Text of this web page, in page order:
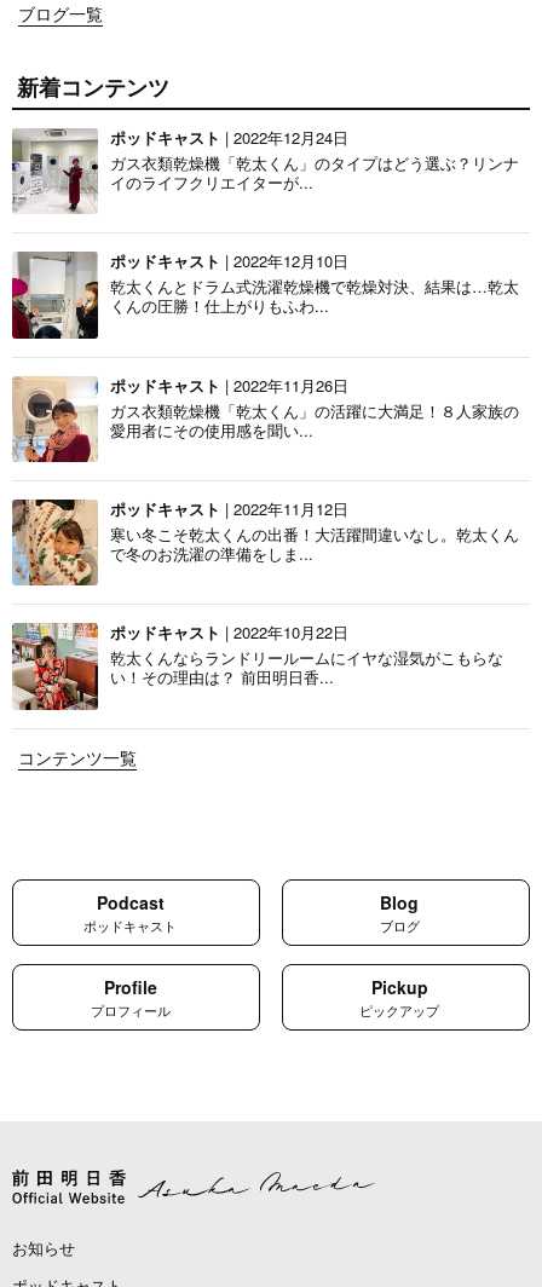
ブログ一覧
新着コンテンツ
ポッドキャスト | 2022年12月24日
ガス衣類乾燥機「乾太くん」のタイプはどう選ぶ？リンナ
イのライフクリエイターが...
ポッドキャスト | 2022年12月10日
乾太くんとドラム式洗濯乾燥機で乾燥対決、結果は…乾太
くんの圧勝！仕上がりもふわ...
ポッドキャスト | 2022年11月26日
ガス衣類乾燥機「乾太くん」の活躍に大満足！８人家族の
愛用者にその使用感を聞い...
ポッドキャスト | 2022年11月12日
寒い冬こそ乾太くんの出番！大活躍間違いなし。乾太くん
で冬のお洗濯の準備をしま...
ポッドキャスト | 2022年10月22日
乾太くんならランドリールームにイヤな湿気がこもらな
い！その理由は？ 前田明日香...
コンテンツ一覧
Podcast
ポッドキャスト
Blog
ブログ
Profile
プロフィール
Pickup
ピックアップ
お知らせ